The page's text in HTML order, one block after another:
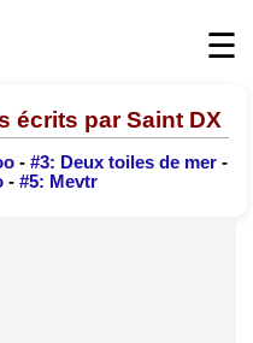
☰
écrits par Saint DX
- #3: Deux toiles de mer -
- #5: Mevtr